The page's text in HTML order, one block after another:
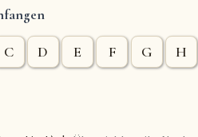
C D E F G H